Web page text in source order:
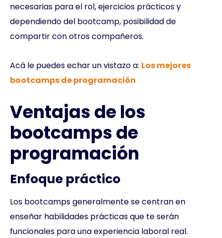
necesarias para el rol, ejercicios prácticos y
dependiendo del bootcamp, posibilidad de
compartir con otros compañeros.
Acá le puedes echar un vistazo a: Los mejores
bootcamps de programación
Ventajas de los
bootcamps de
programación
Enfoque práctico
Los bootcamps generalmente se centran en
enseñar habilidades prácticas que te serán
funcionales para una experiencia laboral real.